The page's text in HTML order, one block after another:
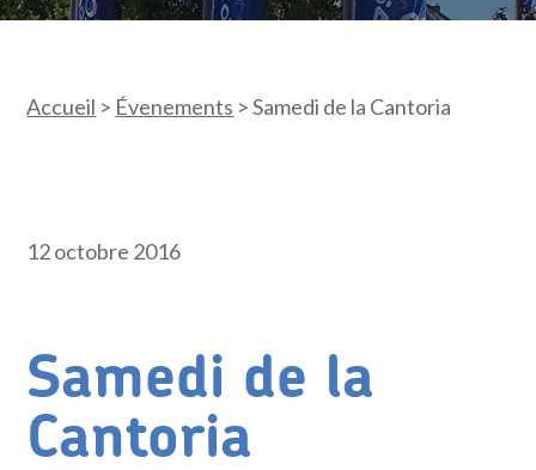
Accueil > Évenements >Samedi de la Cantoria
12 octobre 2016
Samedi de la
Cantoria